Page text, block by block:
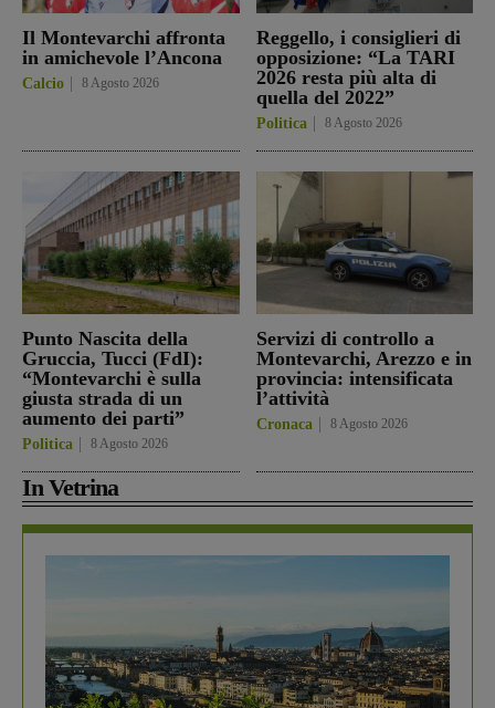
Il Montevarchi affronta
in amichevole l’Ancona
Calcio 8 Agosto 2026
Reggello, i consiglieri di
opposizione: “La TARI
2026 resta più alta di
quella del 2022”
Politica 8 Agosto 2026
Punto Nascita della
Gruccia, Tucci (FdI):
“Montevarchi è sulla
giusta strada di un
aumento dei parti”
Politica 8 Agosto 2026
Servizi di controllo a
Montevarchi, Arezzo e in
provincia: intensificata
l’attività
Cronaca 8 Agosto 2026
In Vetrina